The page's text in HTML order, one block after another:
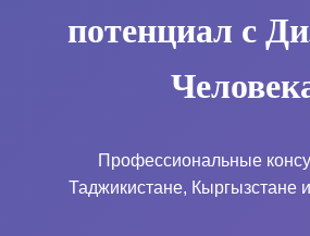
потенциал с
Профессиональные
Таджикистане, Кыргызстане